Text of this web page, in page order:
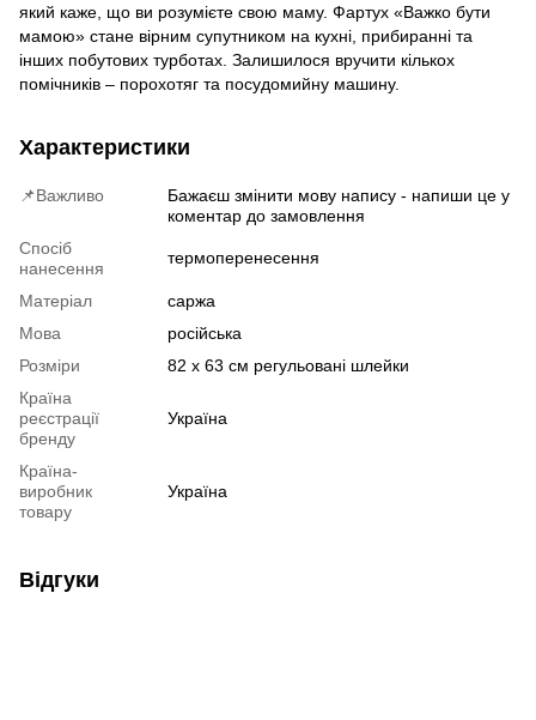
який каже, що ви розумієте свою маму. Фартух «Важко бути
мамою» стане вірним супутником на кухні, прибиранні та
інших побутових турботах. Залишилося вручити кількох
помічників – порохотяг та посудомийну машину.
Характеристики
📌Важливо
Бажаєш змінити мову напису - напиши це у
коментар до замовлення
Спосіб
нанесення
термоперенесення
Матеріал
саржа
Мова
російська
Розміри
82 х 63 см регульовані шлейки
Країна
реєстрації
бренду
Україна
Країна-
виробник
товару
Україна
Відгуки